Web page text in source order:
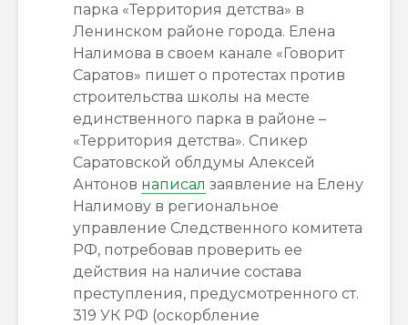
парка «Территория детства» в
Ленинском районе города. Елена
Налимова в своем канале «Говорит
Саратов» пишет о протестах против
строительства школы на месте
единственного парка в районе –
«Территория детства». Спикер
Саратовской облдумы Алексей
Антонов написал заявление на Елену
Налимову в региональное
управление Следственного комитета
РФ, потребовав проверить ее
действия на наличие состава
преступления, предусмотренного ст.
319 УК РФ (оскорбление